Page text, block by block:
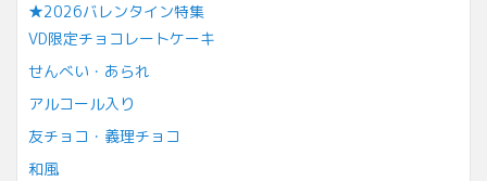
★2026バレンタイン特集
VD限定チョコレートケーキ
せんべい・あられ
アルコール入り
友チョコ・義理チョコ
和風